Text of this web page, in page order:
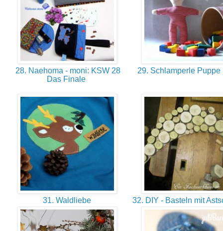
28. Naehoma - moni: KSW 28
Das Finale
29. Schlamperle
31. Waldliebe 32. DIY - Basteln mit